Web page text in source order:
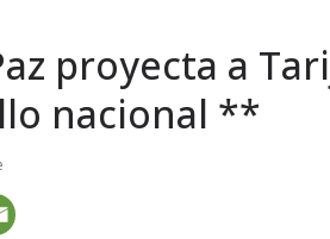
proyecta a
nacional **